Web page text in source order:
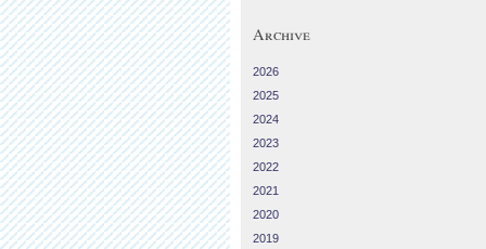
Archive
2026
2025
2024
2023
2022
2021
2020
2019